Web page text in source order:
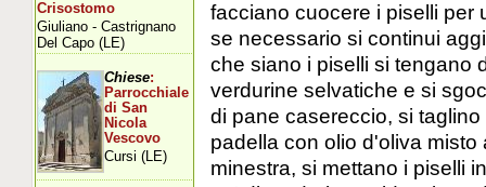
facciano cuocere i piselli per
se necessario si continui
che siano i piselli si tengano
verdurine selvatiche e si
di pane casereccio, si
padella con olio d'oliva
minestra, si mettano i piselli
Crisostomo
Giuliano - Castrignano
Del Capo (LE)
Chiese:
Parrocchiale
di San
Nicola
Vescovo
Cursi (LE)